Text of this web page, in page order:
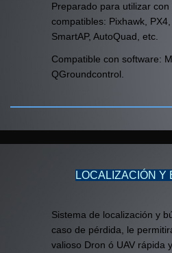
Preparado para utilizar
compatibles: Pixhawk,
SmartAP, AutoQuad, etc.
Compatible con software:
QGroundcontrol.
LOCALIZACIÓN Y
Sistema de localización y
caso de pérdida, le
valioso Dron ó UAV rápida